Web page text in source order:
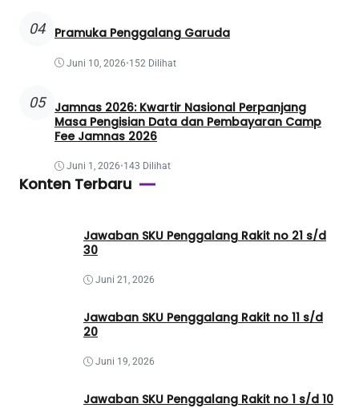
04 Pramuka Penggalang Garuda
Juni 10, 2026•152 Dilihat
05
Jamnas 2026: Kwartir Nasional Perpanjang
Masa Pengisian Data dan Pembayaran Camp
Fee Jamnas 2026
Juni 1, 2026•143 Dilihat
Konten Terbaru
Jawaban SKU Penggalang Rakit no 21 s/d
30
Juni 21, 2026
Jawaban SKU Penggalang Rakit no 11 s/d
20
Juni 19, 2026
Jawaban SKU Penggalang Rakit no 1 s/d 10